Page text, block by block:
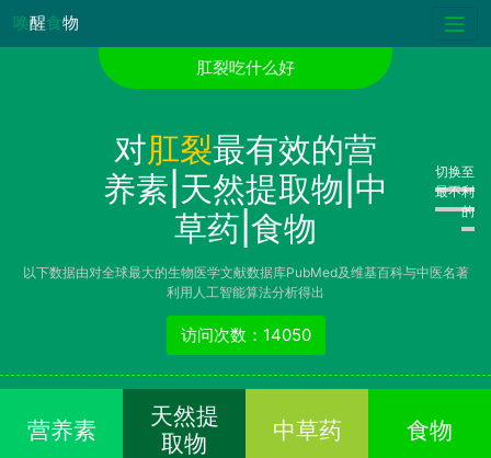
唤醒食物
肛裂吃什么好
对肛裂最有效的营
养素|天然提取物|中
草药|食物
切换至
最不利
的
以下数据由对全球最大的生物医学文献数据库PubMed及维基百科与中医名著
利用人工智能算法分析得出
访问次数：14050
营养素
天然提
取物
中草药 食物